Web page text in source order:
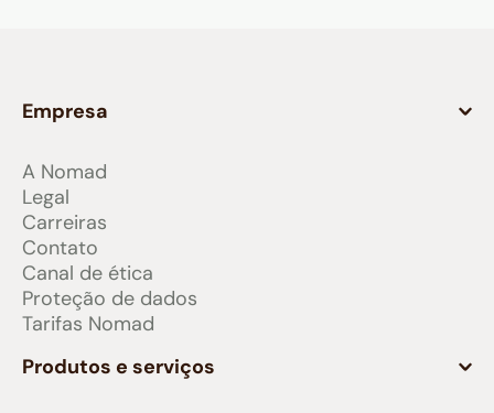
Empresa
A Nomad
Legal
Carreiras
Contato
Canal de ética
Proteção de dados
Tarifas Nomad
Produtos e serviços